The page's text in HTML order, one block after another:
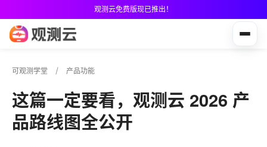
观测云免费版现已推出！
可观测学堂 产品功能
这篇一定要看，观测云 2026 产
品路线图全公开